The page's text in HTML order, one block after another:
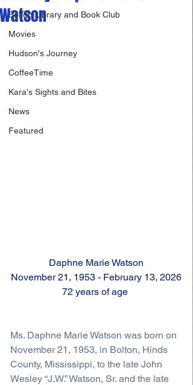
Bolton Library and Book Club
Movies
Hudson's Journey
CoffeeTime
Kara's Sights and Bites
News
Featured
Watson
Daphne Marie Watson
November 21, 1953 - February 13, 2026
72 years of age
Ms. Daphne Marie Watson was born on
November 21, 1953, in Bolton, Hinds
County, Mississippi, to the late John
Wesley “J.W.” Watson, Sr. and the late